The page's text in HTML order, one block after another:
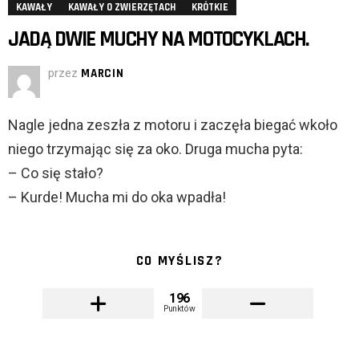
KAWAŁY KAWAŁY O ZWIERZĘTACH KRÓTKIE
JADĄ DWIE MUCHY NA MOTOCYKLACH.
przez MARCIN
Nagle jedna zeszła z motoru i zaczęła biegać wkoło
niego trzymając się za oko. Druga mucha pyta:
– Co się stało?
– Kurde! Mucha mi do oka wpadła!
CO MYŚLISZ?
196
Punktów